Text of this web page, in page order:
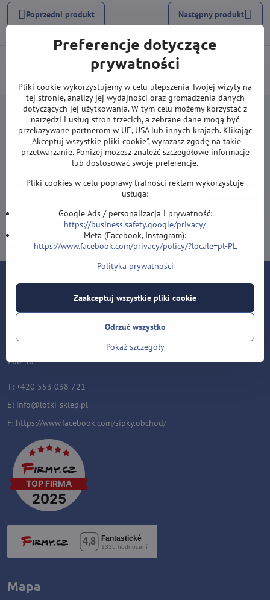
Poprzedni produkt Następny produkt
DARMOWA wysyłka od 500 zł(obowiązuje przy płatności przelewem
Newsletter
Chcę zapisać się do newslettera przez e-mail
Kontakt
Lotki-sklep.pl
Velflíkova 1632/11
700 30
T: +420 553 038 721
E: info@lotki-sklep.pl
F: https://www.facebook.com/sipky.obchod/
Mapa
Preferencje dotyczące
prywatności
Pliki cookie wykorzystujemy w celu ulepszenia Twojej wizyty na
tej stronie, analizy jej wydajności oraz gromadzenia danych
dotyczących jej użytkowania. W tym celu możemy korzystać z
narzędzi i usług stron trzecich, a zebrane dane mogą być
przekazywane partnerom w UE, USA lub innych krajach. Klikając
„Akceptuj wszystkie pliki cookie", wyrażasz zgodę na takie
przetwarzanie. Poniżej możesz znaleźć szczegółowe informacje
lub dostosować swoje preferencje.
Pliki cookies w celu poprawy trafności reklam wykorzystuje
usługa:
Google Ads / personalizacja i prywatność:
https://business.safety.google/privacy/
Meta (Facebook, Instagram):
https://www.facebook.com/privacy/policy/?locale=pl-PL
Polityka prywatności
Pokaż szczegóły
Zaakceptuj wszystkie pliki cookie
Odrzuć wszystko